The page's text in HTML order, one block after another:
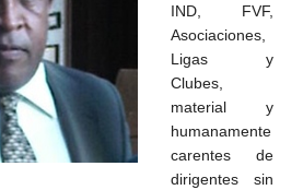
IND, FVF,
Asociaciones,
Ligas y
Clubes,
material y
humanamente
carentes de
dirigentes sin